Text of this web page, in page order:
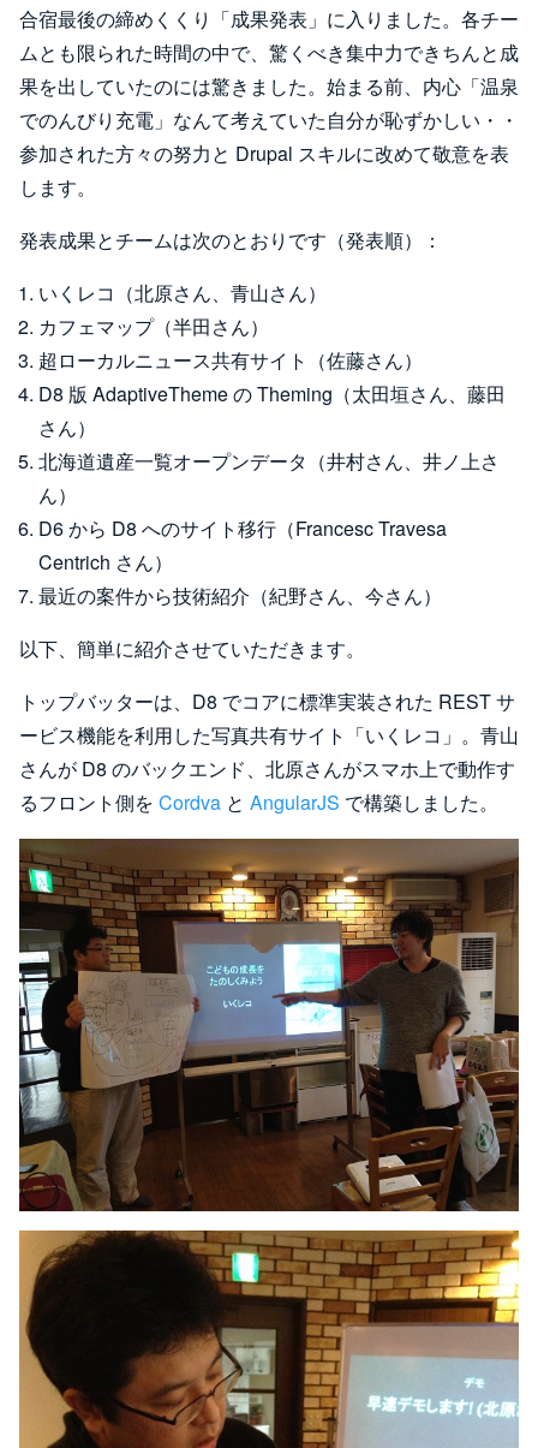
合宿最後の締めくくり「成果発表」に入りました。各チー
ムとも限られた時間の中で、驚くべき集中力できちんと成
果を出していたのには驚きました。始まる前、内心「温泉
でのんびり充電」なんて考えていた自分が恥ずかしい・・
参加された方々の努力と Drupal スキルに改めて敬意を表
します。
発表成果とチームは次のとおりです（発表順）：
いくレコ（北原さん、青山さん）
カフェマップ（半田さん）
超ローカルニュース共有サイト（佐藤さん）
D8 版 AdaptiveTheme の Theming（太田垣さん、藤田
さん）
北海道遺産一覧オープンデータ（井村さん、井ノ上さ
ん）
D6 から D8 へのサイト移行（Francesc Travesa
Centrich さん）
最近の案件から技術紹介（紀野さん、今さん）
以下、簡単に紹介させていただきます。
トップバッターは、D8 でコアに標準実装された REST サ
ービス機能を利用した写真共有サイト「いくレコ」。青山
さんが D8 のバックエンド、北原さんがスマホ上で動作す
るフロント側を Cordva と AngularJS で構築しました。